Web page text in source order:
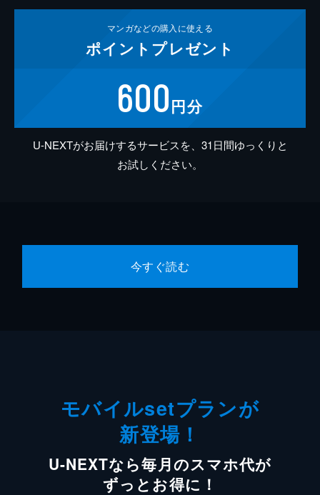
マンガなどの購入に使える
ポイント プレゼント
600円分
U-NEXTがお届けするサービスを、31日間ゆっくりと
お試しください。
今すぐ読む
モバイルsetプランが
新登場！
U-NEXTなら毎月のスマホ代が
ずっとお得に！